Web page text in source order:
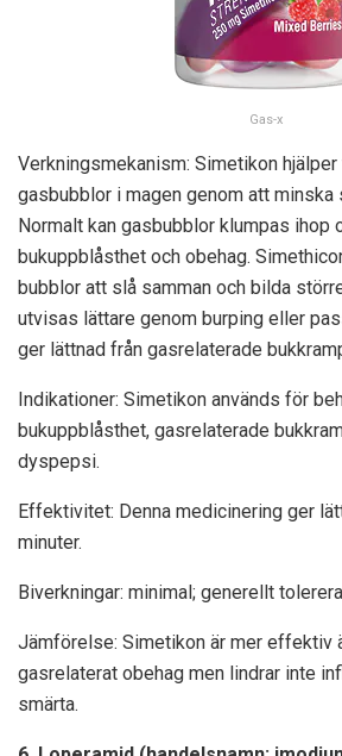
Gas-x
Verkningsmekanism: Simetikon
gasbubblor i magen genom att minska
Normalt kan gasbubblor klumpas ihop
bukuppblåsthet och obehag.
bubblor att slå samman och bilda
utvisas lättare genom burping eller
ger lättnad från gasrelaterade
Indikationer: Simetikon används för
bukuppblåsthet, gasrelaterade
dyspepsi.
Effektivitet: Denna medicinering ger
minuter.
Biverkningar: minimal; generellt
Jämförelse: Simetikon är mer effektiv
gasrelaterat obehag men lindrar inte
smärta.